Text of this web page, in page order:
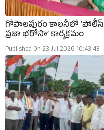
గోపాలపురం కాలనీలో ‘పోలీస్
ప్రజా భరోసా’ కార్యక్రమం
Published On 23 Jul 2026 10:43:43